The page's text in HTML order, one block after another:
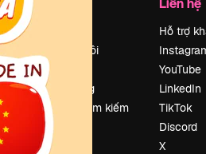
Về chúng tôi
Reviews
Tuyển dụng
Xu hướng tìm kiếm
Blog
Sự kiện
Hỗ trợ
YouTube
LinkedIn
TikTok
Discord
X